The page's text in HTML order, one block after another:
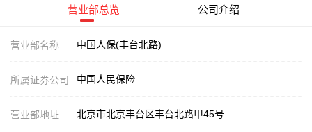
营业部总览 公司介绍
营业部名称 中国人保(丰台北路)
所属证券公司 中国人民保险
营业部地址 北京市北京丰台区丰台北路甲45号